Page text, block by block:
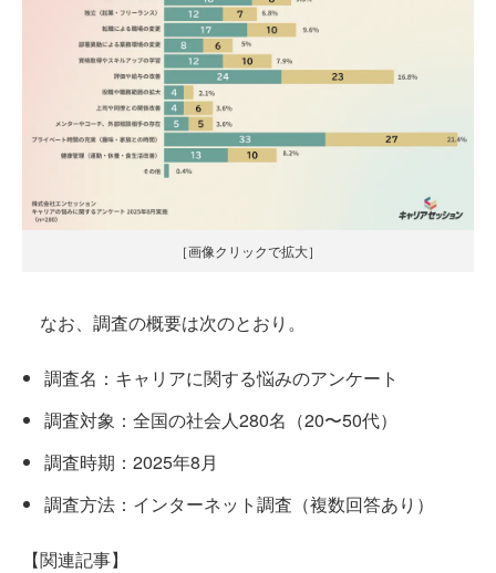
［画像クリックで拡大］
なお、調査の概要は次のとおり。
調査名：キャリアに関する悩みのアンケート
調査対象：全国の社会人280名（20〜50代）
調査時期：2025年8月
調査方法：インターネット調査（複数回答あり）
【関連記事】